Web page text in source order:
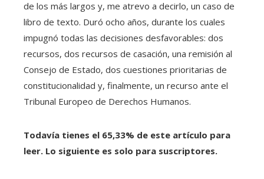
de los más largos y, me atrevo a decirlo, un caso de
libro de texto. Duró ocho años, durante los cuales
impugnó todas las decisiones desfavorables: dos
recursos, dos recursos de casación, una remisión al
Consejo de Estado, dos cuestiones prioritarias de
constitucionalidad y, finalmente, un recurso ante el
Tribunal Europeo de Derechos Humanos.
Todavía tienes el 65,33% de este artículo para
leer. Lo siguiente es solo para suscriptores.